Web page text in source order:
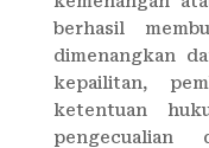
berhasil
dimenangkan
kepailitan,
ketentuan
pengecualian